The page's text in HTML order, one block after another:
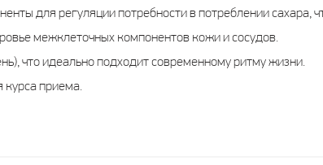
для регуляции потребности в потреблении сахара,
межклеточных компонентов кожи и сосудов.
что идеально подходит современному ритму жизни.
курса приема.